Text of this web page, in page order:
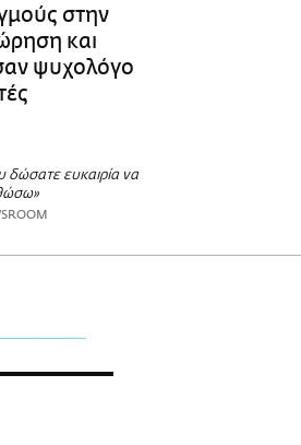
στην
και
ψυχολόγο
δώσατε ευκαιρία να